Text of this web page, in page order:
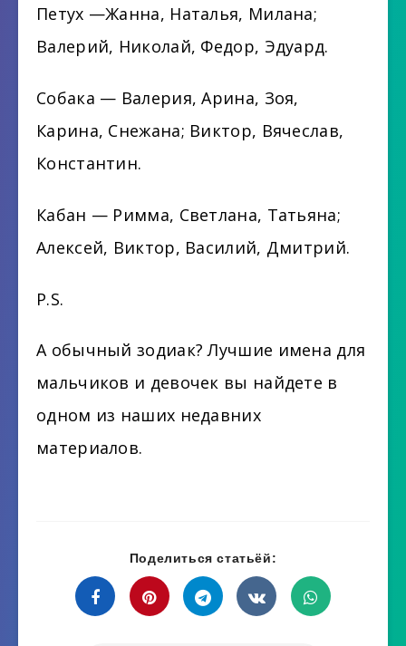
Петух —Жанна, Наталья, Милана;
Валерий, Николай, Федор, Эдуард.
Собака — Валерия, Арина, Зоя,
Карина, Снежана; Виктор, Вячеслав,
Константин.
Кабан — Римма, Светлана, Татьяна;
Алексей, Виктор, Василий, Дмитрий.
P.S.
А обычный зодиак? Лучшие имена для
мальчиков и девочек вы найдете в
одном из наших недавних
материалов.
Поделиться статьёй: